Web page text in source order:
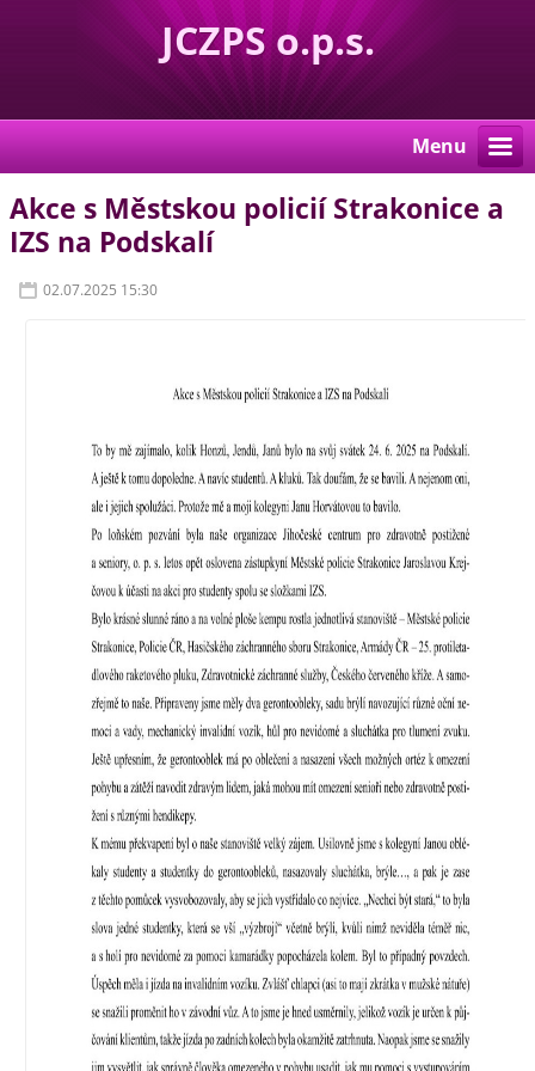
JCZPS o.p.s.
Menu
Akce s Městskou policií Strakonice a
IZS na Podskalí
02.07.2025 15:30